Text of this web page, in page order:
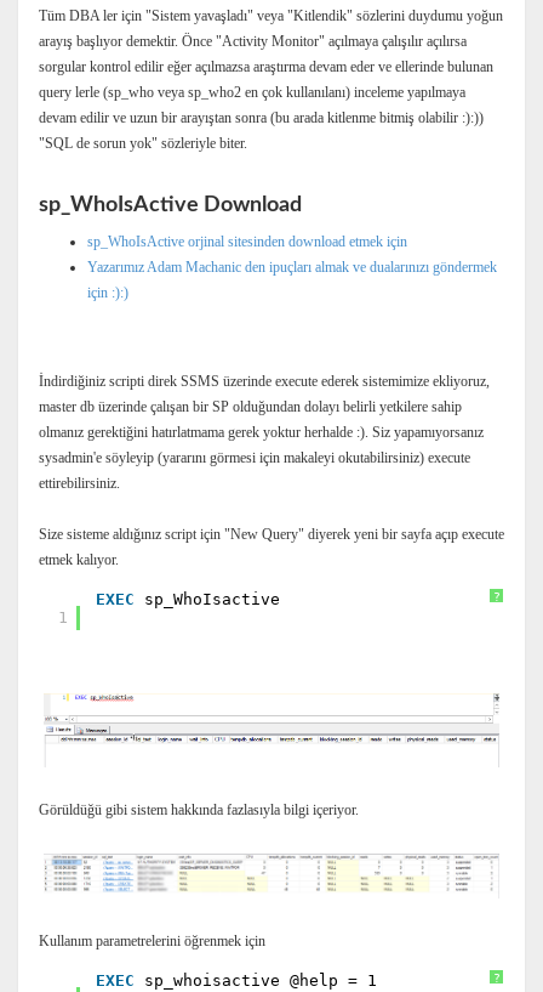
Tüm DBA ler için "Sistem yavaşladı" veya "Kitlendik" sözlerini duydumu yoğun
arayış başlıyor demektir. Önce "Activity Monitor" açılmaya çalışılır açılırsa
sorgular kontrol edilir eğer açılmazsa araştırma devam eder ve ellerinde bulunan
query lerle (sp_who veya sp_who2 en çok kullanılanı) inceleme yapılmaya
devam edilir ve uzun bir arayıştan sonra (bu arada kitlenme bitmiş olabilir :):))
"SQL de sorun yok" sözleriyle biter.
sp_WhoIsActive Download
sp_WhoIsActive orjinal sitesinden download etmek için
Yazarımız Adam Machanic den ipuçları almak ve dualarınızı göndermek
için :):)
İndirdiğiniz scripti direk SSMS üzerinde execute ederek sistemimize ekliyoruz,
master db üzerinde çalışan bir SP olduğundan dolayı belirli yetkilere sahip
olmanız gerektiğini hatırlatmama gerek yoktur herhalde :). Siz yapamıyorsanız
sysadmin'e söyleyip (yararını görmesi için makaleyi okutabilirsiniz) execute
ettirebilirsiniz.
Size sisteme aldığınız script için "New Query" diyerek yeni bir sayfa açıp execute
etmek kalıyor.
?
1
EXEC sp_WhoIsactive
Görüldüğü gibi sistem hakkında fazlasıyla bilgi içeriyor.
Kullanım parametrelerini öğrenmek için
?
EXEC sp_whoisactive @help = 1